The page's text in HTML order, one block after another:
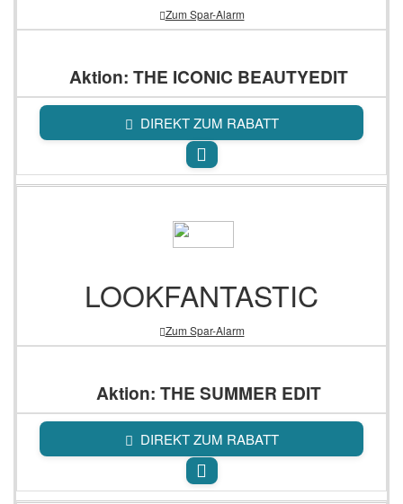
Zum Spar-Alarm
Aktion: THE ICONIC BEAUTYEDIT
DIREKT ZUM RABATT
LOOKFANTASTIC
Zum Spar-Alarm
Aktion: THE SUMMER EDIT
DIREKT ZUM RABATT